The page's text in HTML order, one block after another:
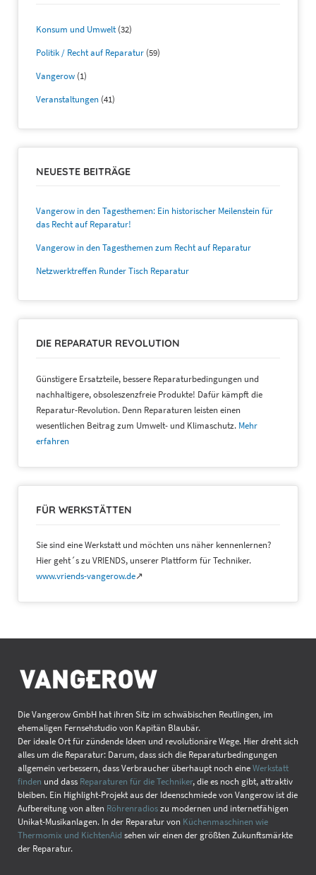
Konsum und Umwelt(32)
Politik / Recht auf Reparatur (59)
Vangerow (1)
Veranstaltungen (41)
NEUESTE BEITRÄGE
Vangerow in den Tagesthemen: Ein historischer Meilenstein für
das Recht auf Reparatur!
Vangerow in den Tagesthemen zum Recht auf Reparatur
Netzwerktreffen Runder Tisch Reparatur
DIE REPARATUR REVOLUTION
Günstigere Ersatzteile, bessere Reparaturbedingungen und
nachhaltigere, obsoleszenzfreie Produkte! Dafür kämpft die
Reparatur-Revolution. Denn Reparaturen leisten einen
wesentlichen Beitrag zum Umwelt- und Klimaschutz. Mehr
erfahren
FÜR WERKSTÄTTEN
Sie sind eine Werkstatt und möchten uns näher kennenlernen?
Hier geht´s zu VRIENDS, unserer Plattform für Techniker.
www.vriends-vangerow.de↗
Die Vangerow GmbH hat ihren Sitz im schwäbischen Reutlingen, im
ehemaligen Fernsehstudio von Kapitän Blaubär.
Der ideale Ort für zündende Ideen und revolutionäre Wege. Hier dreht sich
alles um die Reparatur: Darum, dass sich die Reparaturbedingungen
allgemein verbessern, dass Verbraucher überhaupt noch eineWerkstatt
finden und dass Reparaturen für die Techniker, die es noch gibt, attraktiv
bleiben. Ein Highlight-Projekt aus der Ideenschmiede von Vangerow ist die
Aufbereitung von alten Röhrenradioszu modernen und internetfähigen
Unikat-Musikanlagen. In der Reparatur von Küchenmaschinen wie
Thermomix und KichtenAid sehen wir einen der größten Zukunftsmärkte
der Reparatur.